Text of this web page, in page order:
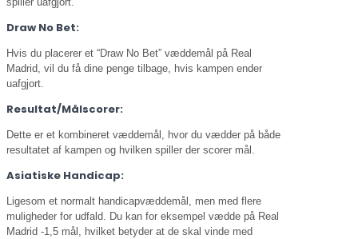
Draw No Bet:
Hvis du placerer et “Draw No Bet” væddemål på Real
Madrid, vil du få dine penge tilbage, hvis kampen ender
uafgjort.
Resultat/Målscorer:
Dette er et kombineret væddemål, hvor du vædder på både
resultatet af kampen og hvilken spiller der scorer mål.
Asiatiske Handicap:
Ligesom et normalt handicapvæddemål, men med flere
muligheder for udfald. Du kan for eksempel vædde på Real
Madrid -1,5 mål, hvilket betyder at de skal vinde med